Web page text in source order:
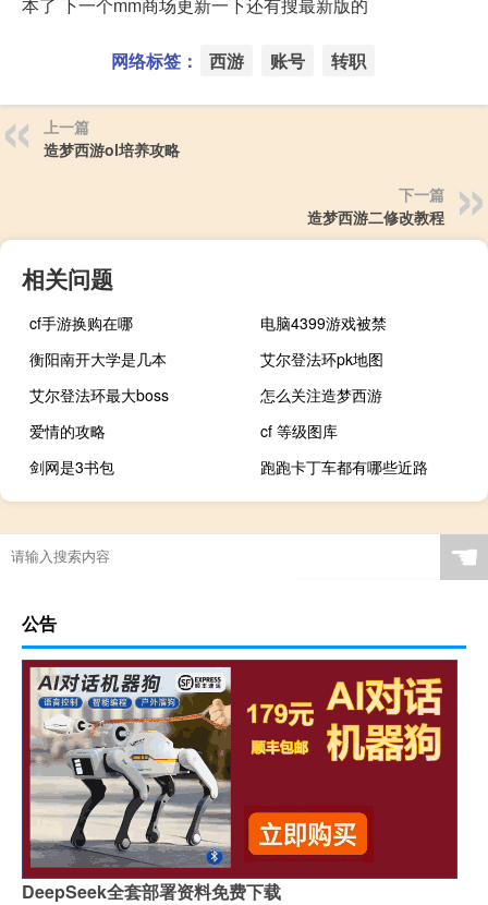
网络标签： 西游 账号 转职
上一篇
造梦西游ol培养攻略
下一篇
造梦西游二修改教程
相关问题
cf手游换购在哪
电脑4399游戏被禁
衡阳南开大学是几本
艾尔登法环pk地图
艾尔登法环最大boss
怎么关注造梦西游
爱情的攻略
cf 等级图库
剑网是3书包
跑跑卡丁车都有哪些近路
☚
公告
DeepSeek全套部署资料免费下载